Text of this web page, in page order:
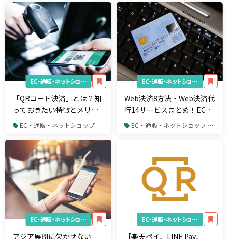
EC・通販・ネットショップ
「QRコード決済」とは？知
っておきたい特徴とメリッ
ト EC・通販・ネットショップ / 決済システム
EC・通販・ネットショップ
Web決済8方法・Web決済代
行14サービスまとめ！EC・
ネットショップ運営者必見
EC・通販・ネットショップ / 決済システム
EC・通販・ネットショップ
アジア展開に欠かせない
EC・通販・ネットショップ
【楽天ペイ、LINE Pay、